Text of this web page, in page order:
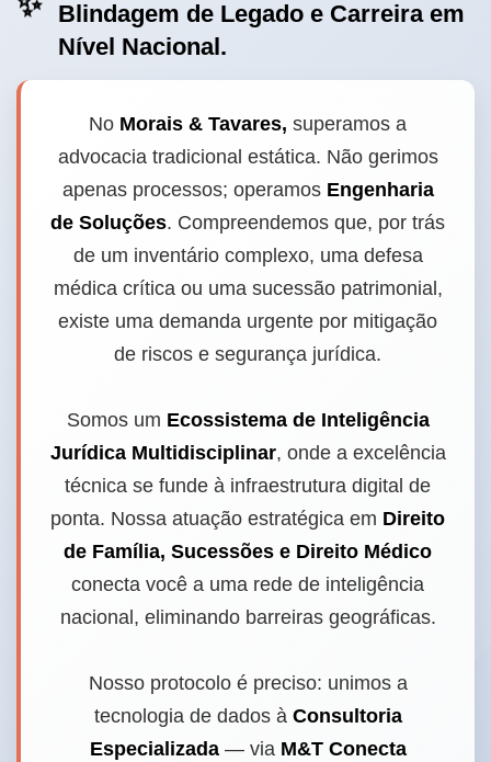
Blindagem de Legado e Carreira em
Nível Nacional.
No Morais & Tavares, superamos a
advocacia tradicional estática. Não gerimos
apenas processos; operamos Engenharia
de Soluções. Compreendemos que, por trás
de um inventário complexo, uma defesa
médica crítica ou uma sucessão patrimonial,
existe uma demanda urgente por mitigação
de riscos e segurança jurídica.
Somos um Ecossistema de Inteligência
Jurídica Multidisciplinar, onde a excelência
técnica se funde à infraestrutura digital de
ponta. Nossa atuação estratégica em Direito
de Família, Sucessões e Direito Médico
conecta você a uma rede de inteligência
nacional, eliminando barreiras geográficas.
Nosso protocolo é preciso: unimos a
tecnologia de dados à Consultoria
Especializada— via M&T Conecta